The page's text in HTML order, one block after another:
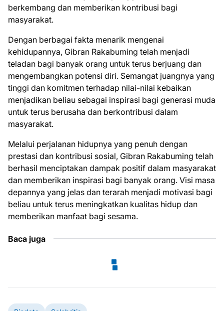
berkembang dan memberikan kontribusi bagi
masyarakat.
Dengan berbagai fakta menarik mengenai
kehidupannya, Gibran Rakabuming telah menjadi
teladan bagi banyak orang untuk terus berjuang dan
mengembangkan potensi diri. Semangat juangnya yang
tinggi dan komitmen terhadap nilai-nilai kebaikan
menjadikan beliau sebagai inspirasi bagi generasi muda
untuk terus berusaha dan berkontribusi dalam
masyarakat.
Melalui perjalanan hidupnya yang penuh dengan
prestasi dan kontribusi sosial, Gibran Rakabuming telah
berhasil menciptakan dampak positif dalam masyarakat
dan memberikan inspirasi bagi banyak orang. Visi masa
depannya yang jelas dan terarah menjadi motivasi bagi
beliau untuk terus meningkatkan kualitas hidup dan
memberikan manfaat bagi sesama.
Baca juga